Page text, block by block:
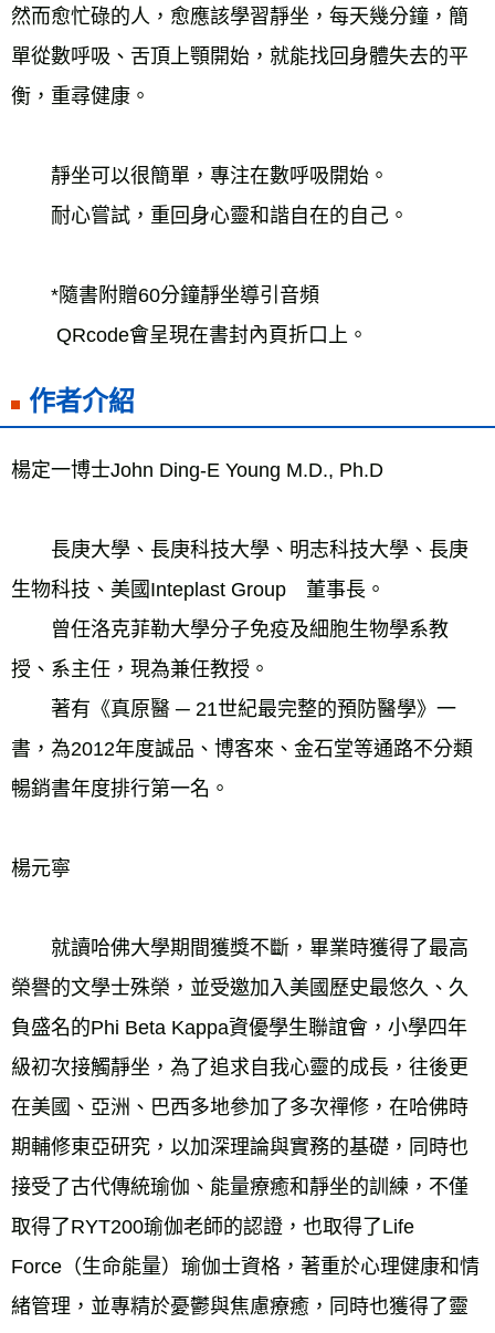
然而愈忙碌的人，愈應該學習靜坐，每天幾分鐘，簡
單從數呼吸、舌頂上顎開始，就能找回身體失去的平
衡，重尋健康。
靜坐可以很簡單，專注在數呼吸開始。
耐心嘗試，重回身心靈和諧自在的自己。
*隨書附贈60分鐘靜坐導引音頻
QRcode會呈現在書封內頁折口上。
作者介紹
楊定一博士John Ding-E Young M.D., Ph.D
長庚大學、長庚科技大學、明志科技大學、長庚
生物科技、美國Inteplast Group　董事長。
曾任洛克菲勒大學分子免疫及細胞生物學系教
授、系主任，現為兼任教授。
著有《真原醫 ─ 21世紀最完整的預防醫學》一
書，為2012年度誠品、博客來、金石堂等通路不分類
暢銷書年度排行第一名。
楊元寧
就讀哈佛大學期間獲獎不斷，畢業時獲得了最高
榮譽的文學士殊榮，並受邀加入美國歷史最悠久、久
負盛名的Phi Beta Kappa資優學生聯誼會，小學四年
級初次接觸靜坐，為了追求自我心靈的成長，往後更
在美國、亞洲、巴西多地參加了多次禪修，在哈佛時
期輔修東亞研究，以加深理論與實務的基礎，同時也
接受了古代傳統瑜伽、能量療癒和靜坐的訓練，不僅
取得了RYT200瑜伽老師的認證，也取得了Life
Force（生命能量）瑜伽士資格，著重於心理健康和情
緒管理，並專精於憂鬱與焦慮療癒，同時也獲得了靈